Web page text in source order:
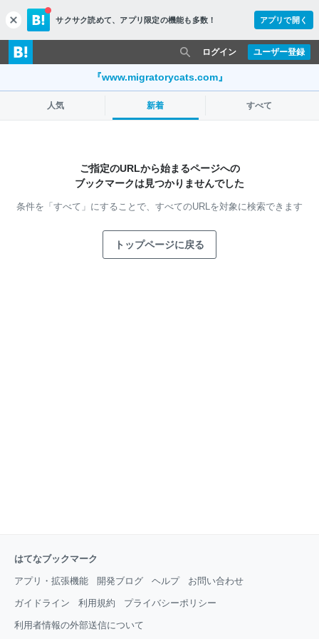
c
l
o
s
サクサク読めて、 アプリ限定の機能も多数！ アプリで開く
ユーザー登録
ログイン
『www.migratorycats.com』
人気 新着 すべて
ご指定のURLから始まるページへの
ブックマークは見つかりませんでした
条件を「すべて」にすることで、 すべてのURLを対象に検索できます
トップページに戻る
はてなブックマーク
アプリ・拡張機能 開発ブログ ヘルプ お問い合わせ
ガイドライン 利用規約 プライバシーポリシー
利用者情報の外部送信について